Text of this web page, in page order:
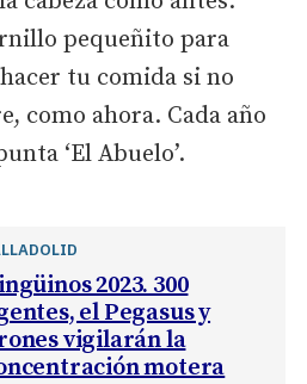
pequeñito para
tu comida si no
como ahora. Cada año
‘El Abuelo’.
2023. 300
el Pegasus y
vigilarán la
motera